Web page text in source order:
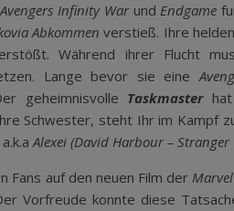
Avengers Infinity WarundEndgame
Abkommen verstieß. Ihre
Während ihrer Flucht
Lange bevor sie eine
geheimnisvolle Taskmaster
Schwester, steht Ihr im Kampf
a.k.aAlexei (David Harbour – Stranger
Fans auf den neuen Film der
Vorfreude konnte diese